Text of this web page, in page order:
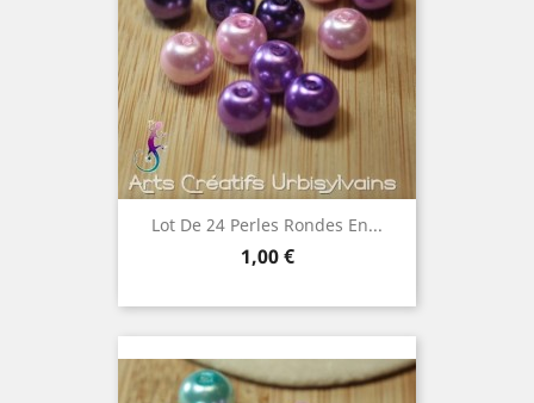
Lot De 24 Perles Rondes En...
Prix
1,00 €